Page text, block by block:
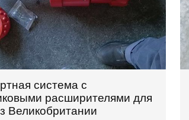
система с
расширителями для
Великобритании